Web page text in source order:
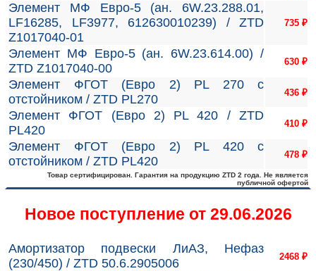
Элемент МФ Евро-5 (ан. 6W.23.288.01,
LF16285, LF3977, 612630010239) / ZTD
Z1017040-01
735 ₽
Элемент МФ Евро-5 (ан. 6W.23.614.00) /
ZTD Z1017040-00
630 ₽
Элемент ФГОТ (Евро 2) PL 270 с
отстойником / ZTD PL270
436 ₽
Элемент ФГОТ (Евро 2) PL 420 / ZTD
PL420
410 ₽
Элемент ФГОТ (Евро 2) PL 420 с
отстойником / ZTD PL420
478 ₽
Товар сертифицирован. Гарантия на продукцию ZTD 2 года. Не является
публичной офертой
Новое поступление от 29.06.2026
Амортизатор подвески ЛиАЗ, Нефаз
(230/450) / ZTD 50.6.2905006
2468 ₽